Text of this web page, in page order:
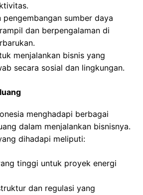
sumber daya
dan berpengalaman di
menjalankan bisnis yang
secara sosial dan lingkungan.
menghadapi berbagai
dalam menjalankan bisnisnya.
dihadapi meliputi:
tinggi untuk proyek energi
dan regulasi yang